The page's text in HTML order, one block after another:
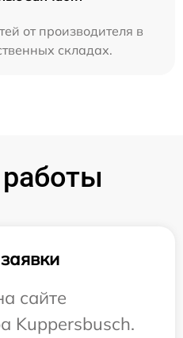
от производителя в
складах.
сайте
Kuppersbusch.